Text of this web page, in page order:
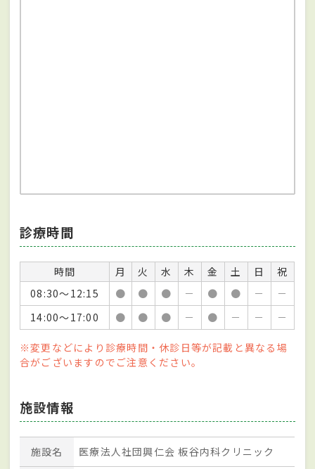
診療時間
時間 月 火 水 木 金 土 日
祝
08:30～12:15
● ● ● － ● ● －
－
14:00～17:00
● ● ● － ● － － －
※変更などにより診療時間・休診日等が記載と異なる場
合がございますのでご注意ください。
施設情報
施設名 医療法人社団興仁会 板谷内科クリニック